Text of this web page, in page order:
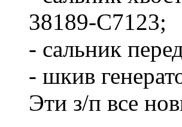
38189-С7123;
- сальник
- шкив
Эти з/п все